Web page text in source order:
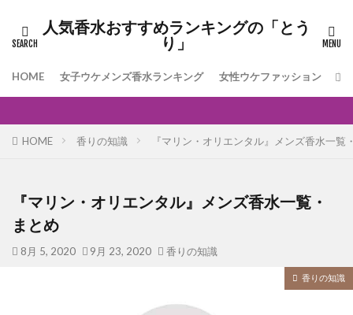
人気香水おすすめランキングの「とう
り」
HOME 女子ウケメンズ香水ランキング 女性ウケファッション [年
HOME 香りの知識 『マリン・オリエンタル』メンズ香水一覧
『マリン・オリエンタル』メンズ香水一覧・
まとめ
8月 5, 2020 9月 23, 2020 香りの知識
香りの知識